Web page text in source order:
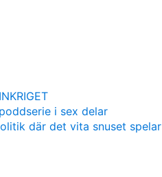
i sex delar
där det vita snuset spelar